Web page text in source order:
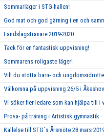
Sommarläger i STG-hallen!
God mat och god gärning i en och
Landslagstränare 2019-2020
Tack för en fantastisk uppvisning!
Sommarens roligaste läger!
Vill du stötta barn- och
Välkomna på uppvisning 26/5 i
Vi söker fler ledare som kan hjälpa till i
Prova- på träning i Artistisk gymnastik
Kallelse till STG´s Årsmöte 28 mars